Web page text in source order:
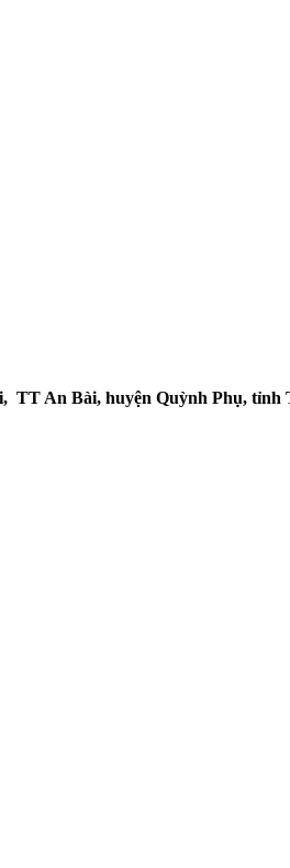
TT An Bài, huyện Quỳnh Phụ, tỉnh